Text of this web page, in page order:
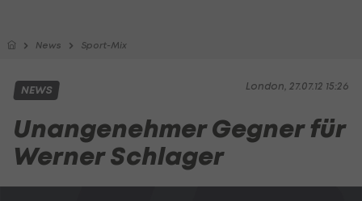
News Sport-Mix
London, 27.07.12 15:26
NEWS
Unangenehmer Gegner für
Werner Schlager